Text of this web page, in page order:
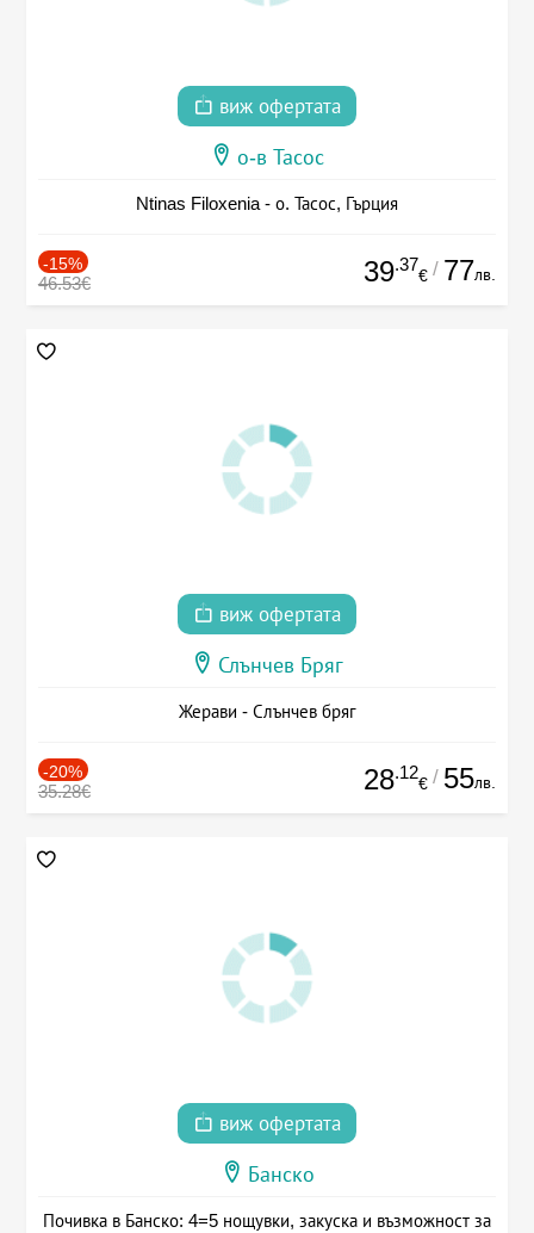
виж офертата
о-в Тасос
Ntinas Filoxenia - о. Тасос, Гърция
-15%
46.53€ 39.37
€ / 77лв.
виж офертата
Слънчев Бряг
Жерави - Слънчев бряг
-20%
35.28€ 28.12
€ / 55лв.
виж офертата
Банско
Почивка в Банско: 4=5 нощувки, закуска и възможност за